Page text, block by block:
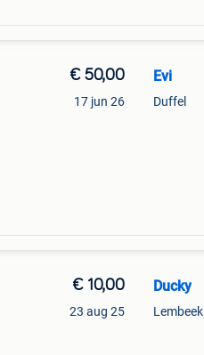
€ 50,00
17 jun 26
Evi
Duffel
€ 10,00
23 aug 25
Ducky
Lembeek